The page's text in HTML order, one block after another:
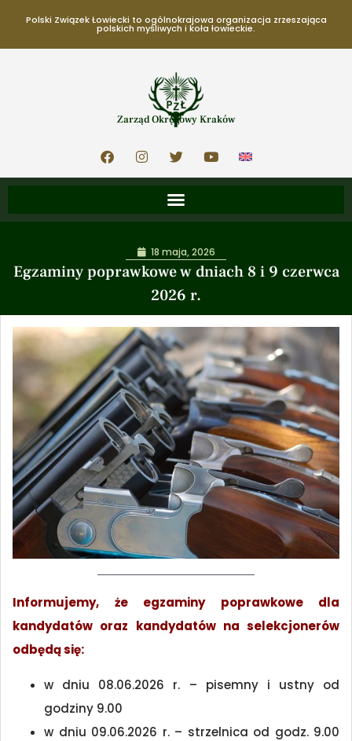
Polski Związek Łowiecki to ogólnokrajowa organizacja zrzeszająca
polskich myśliwych i koła łowieckie.
Zarząd Okręgowy Kraków
Egzaminy poprawkowe w dniach 8 i 9 czerwca
2026 r.
18 maja, 2026
Informujemy, że egzaminy poprawkowe dla
kandydatów oraz kandydatów na selekcjonerów
odbędą się:
w dniu 08.06.2026 r. – pisemny i ustny od
godziny 9.00
w dniu 09.06.2026 r. – strzelnica od godz. 9.00